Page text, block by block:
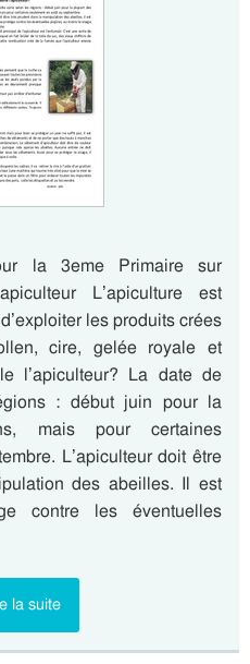
la 3eme Primaire sur
L’apiculture est
les produits crées
cire, gelée royale et
l’apiculteur? La date de
: début juin pour la
mais pour certaines
L’apiculteur doit être
des abeilles. Il est
contre les éventuelles
la suite